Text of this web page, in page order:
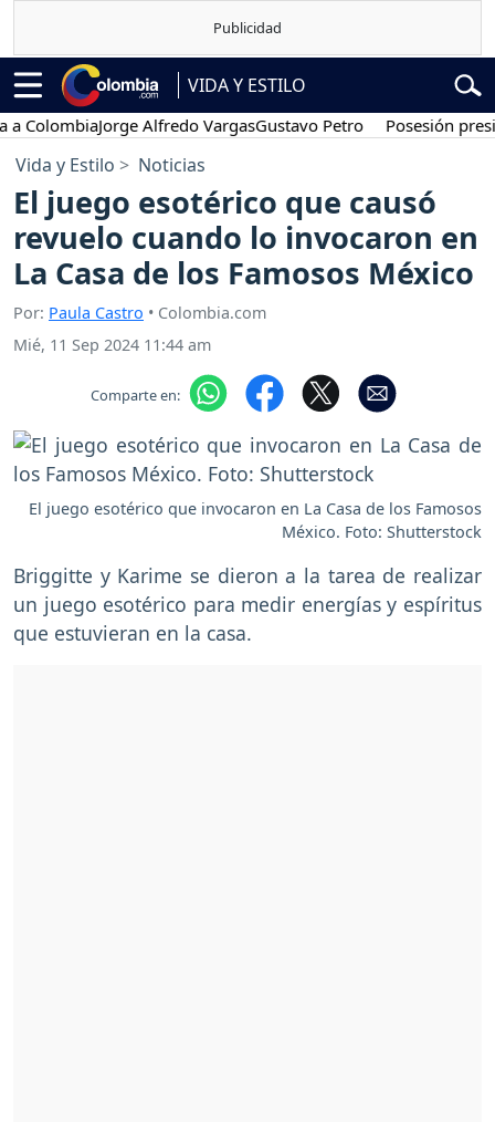
VIDA Y ESTILO
Jorge Alfredo VargasGustavo Petro Posesión
Vida y Estilo Noticias
El juego esotérico que causó
revuelo cuando lo invocaron en
La Casa de los Famosos México
Por: Paula Castro • Colombia.com
Mié, 11 Sep 2024 11:44 am
Comparte en:
El juego esotérico que invocaron en La Casa de los Famosos
México. Foto: Shutterstock
Briggitte y Karime se dieron a la tarea de realizar
un juego esotérico para medir energías y espíritus
que estuvieran en la casa.